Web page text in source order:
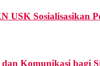
USK Sosialisasikan
Komunikasi bagi